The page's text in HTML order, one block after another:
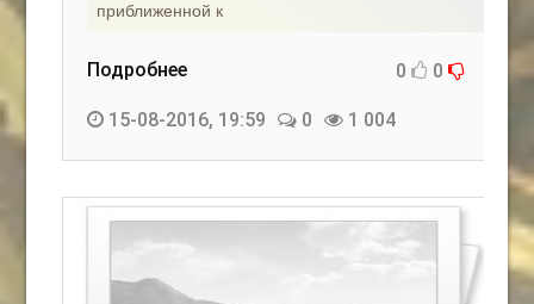
приближенной к
Подробнее 0 0
15-08-2016, 19:59 0 1 004